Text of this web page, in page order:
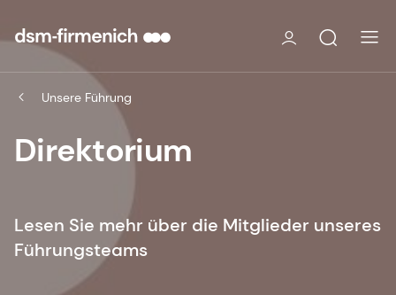
Unsere Führung
Direktorium
Lesen Sie mehr über die Mitglieder unseres
Führungsteams